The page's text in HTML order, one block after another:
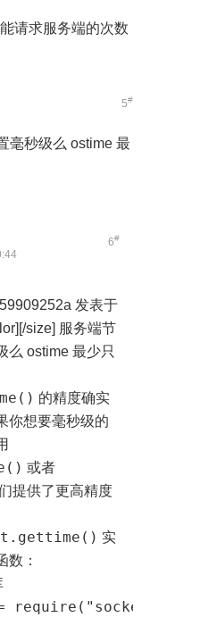
请求服务端的次数
5#
毫秒级么 ostime 最
6#
发表于
size] 服务端节
么 ostime 最少只
的精度确实
你想要毫秒级的
或者
们提供了更高精度
实
数：
require("socket")